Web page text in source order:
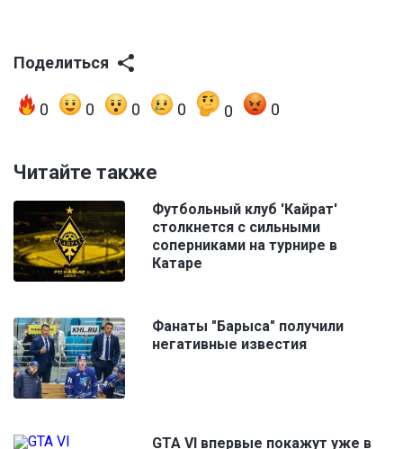
Поделиться
0 0 0 0 0 0
Читайте также
Футбольный клуб 'Кайрат'
столкнется с сильными
соперниками на турнире в
Катаре
Фанаты "Барыса" получили
негативные известия
GTA VI впервые покажут уже в